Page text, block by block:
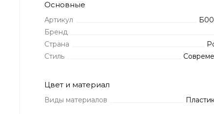
Основные
Артикул
Бренд
Страна
Стиль
Цвет и материал
Виды материалов